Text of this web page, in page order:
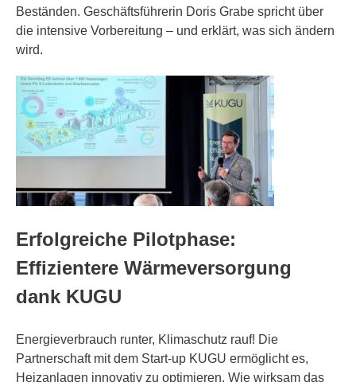
Beständen. Geschäftsführerin Doris Grabe spricht über
die intensive Vorbereitung – und erklärt, was sich ändern
wird.
Erfolgreiche Pilotphase:
Effizientere Wärmeversorgung
dank KUGU
Energieverbrauch runter, Klimaschutz rauf! Die
Partnerschaft mit dem Start-up KUGU ermöglicht es,
Heizanlagen innovativ zu optimieren. Wie wirksam das